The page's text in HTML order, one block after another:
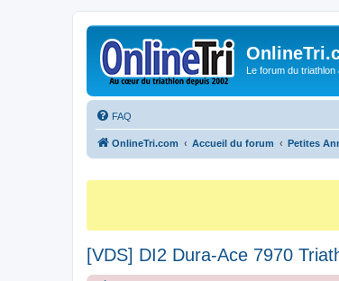
Le forum du triathlon
FAQ
OnlineTri.com Accueil du forum Petites
[VDS] DI2 Dura-Ace 7970